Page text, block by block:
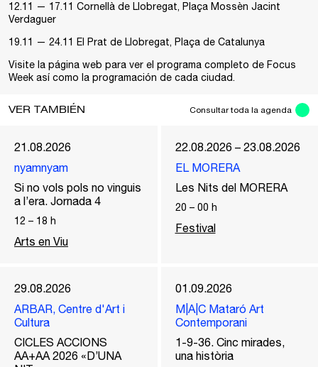
12.11 — 17.11 Cornellà de Llobregat, Plaça Mossèn Jacint
Verdaguer
19.11 — 24.11 El Prat de Llobregat, Plaça de Catalunya
Visite la página web para ver el programa completo de Focus
Week así como la programación de cada ciudad.
VER TAMBIÉN Consultar toda la agenda
21.08.2026
nyamnyam
Si no vols pols no vinguis
a l’era. Jornada 4
12 – 18 h
Arts en Viu
22.08.2026 – 23.08.2026
EL MORERA
Les Nits del MORERA
20 – 00 h
Festival
29.08.2026
ARBAR, Centre d'Art i
Cultura
CICLES ACCIONS
AA+AA 2026 «D’UNA
01.09.2026
M|A|C Mataró Art
Contemporani
1-9-36. Cinc mirades,
una història